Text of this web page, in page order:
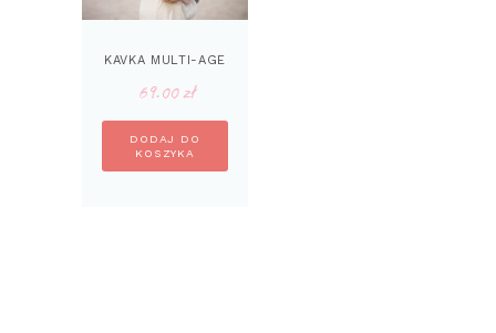
KAVKA MULTI-AGE
69.00zł
DODAJ DO
KOSZYKA